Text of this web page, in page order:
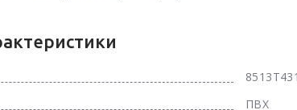
ПВХ